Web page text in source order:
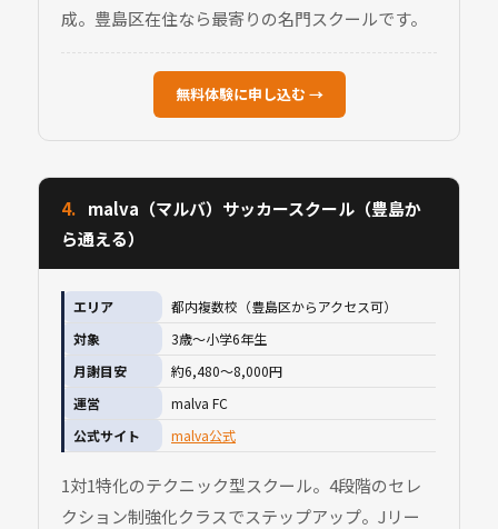
成。豊島区在住なら最寄りの名門スクールです。
無料体験に申し込む →
4. malva（マルバ）サッカースクール（豊島か
ら通える）
エリア
都内複数校（豊島区からアクセス可）
対象
3歳〜小学6年生
月謝目安
約6,480〜8,000円
運営
malva FC
公式サイト
malva公式
1対1特化のテクニック型スクール。4段階のセレ
クション制強化クラスでステップアップ。Jリー